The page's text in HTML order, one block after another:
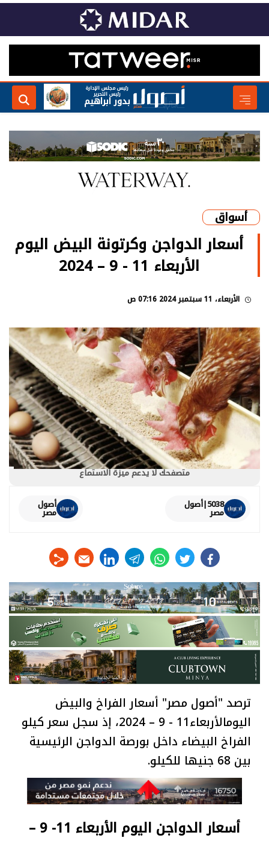
رئيس مجلس الإدارة
رئيس التحرير
بدور ابراهيم
أسواق
أسعار الدواجن وكرتونة البيض اليوم
الأربعاء 11 - 9 – 2024
الأربعاء، 11 سبتمبر 2024 07:16 ص
متصفحك لا يدعم ميزة الاستماع
5038|أصول
مصر
أصول
مصر
facebook
twitter
whats
telegram
linkedin
ترصد "أصول مصر" أسعار الفراخ والبيض
اليومالأربعاء11 - 9 – 2024، إذ سجل سعر كيلو
الفراخ البيضاء داخل بورصة الدواجن الرئيسية
بين 68 جنيها للكيلو.
أسعار الدواجن اليوم الأربعاء 11- 9 –